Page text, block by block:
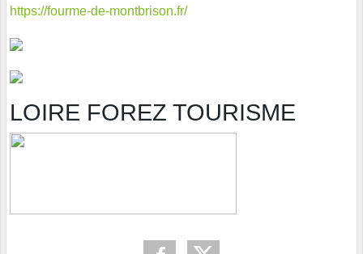
https://fourme-de-montbrison.fr/
LOIRE FOREZ TOURISME